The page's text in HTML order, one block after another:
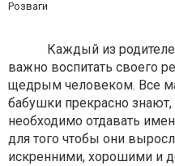
Розваги
Каждый из родителей
важно воспитать своего
щедрым человеком. Все
бабушки прекрасно
необходимо отдавать
для того чтобы они
искренними, хорошими и